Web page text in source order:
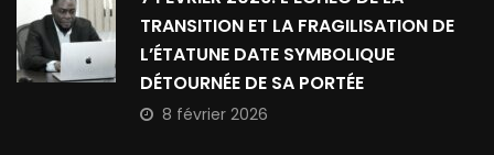
TRANSITION ET LA FRAGILISATION DE
L’ÉTATUNE DATE SYMBOLIQUE
DÉTOURNÉE DE SA PORTÉE
8 février 2026